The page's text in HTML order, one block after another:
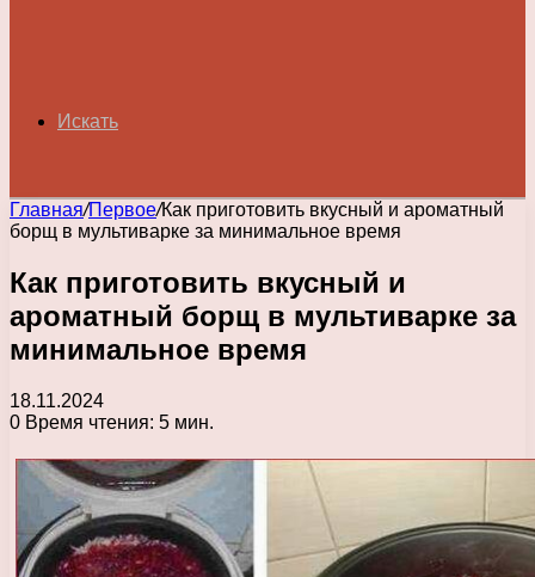
Искать
Главная/Первое/Как приготовить вкусный и ароматный
борщ в мультиварке за минимальное время
Как приготовить вкусный и
ароматный борщ в мультиварке за
минимальное время
18.11.2024
0 Время чтения: 5 мин.